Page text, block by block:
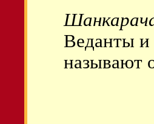
Веданты и
называют